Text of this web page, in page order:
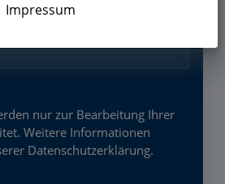
nur zur Bearbeitung Ihrer
Weitere Informationen
Datenschutzerklärung.
Impressum